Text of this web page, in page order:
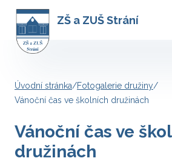
ZŠ a ZUŠ Strání
Úvodní stránka/Fotogalerie družiny/
Vánoční čas ve školních družinách
Vánoční čas ve
družinách